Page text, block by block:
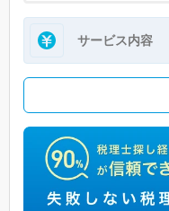
サービス内容